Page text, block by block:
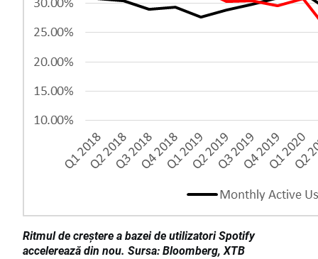
Ritmul de creștere a bazei de utilizatori Spotify
accelerează din nou. Sursa: Bloomberg, XTB